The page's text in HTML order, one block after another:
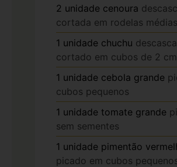
2 unidade cenoura
cortada em rodelas médias
1 unidade chuchu
cortado em cubos de 2 cm
1 unidade cebola grande
cubos pequenos
1 unidade tomate grande
sem sementes
1 unidade pimentão
picado em cubos